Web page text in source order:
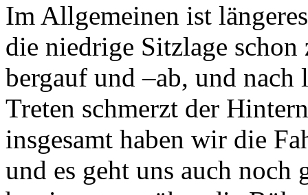
Im Allgemeinen ist
die niedrige Sitzlage
bergauf und –ab, und nach
Treten schmerzt der
insgesamt haben wir die
und es geht uns auch noch